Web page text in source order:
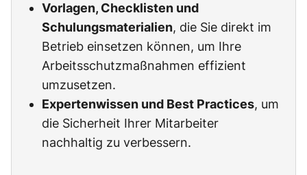
Vorlagen, Checklisten und
Schulungsmaterialien, die Sie direkt im
Betrieb einsetzen können, um Ihre
Arbeitsschutzmaßnahmen effizient
umzusetzen.
Expertenwissen und Best Practices, um
die Sicherheit Ihrer Mitarbeiter
nachhaltig zu verbessern.